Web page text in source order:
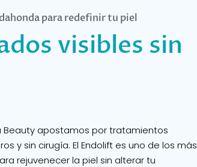
para redefinir tu piel
visibles sin
Beauty apostamos por tratamientos
y sin cirugía. El Endolift es uno de los más
rejuvenecer la piel sin alterar tu